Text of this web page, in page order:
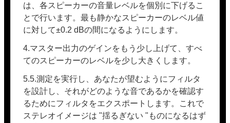
は、各スピーカーの音量レベルを個別に下げるこ
とで行います。最も静かなスピーカーのレベル値
に対して±0.2 dBの間になるようにします。
4.マスター出力のゲインをもう少し上げて、すべ
てのスピーカーのレベルを少し大きくします。
5.5.測定を実行し、あなたが望むようにフィルタ
を設計し、それがどのような音であるかを確認す
るためにフィルタをエクスポートします。これで
ステレオイメージは "揺るぎない "ものになるはず